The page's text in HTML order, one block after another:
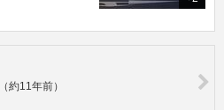
約11年前）